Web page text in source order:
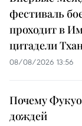
фестиваль
проходит в
цитадели
08/08/2026 13:56
Почему
дождей